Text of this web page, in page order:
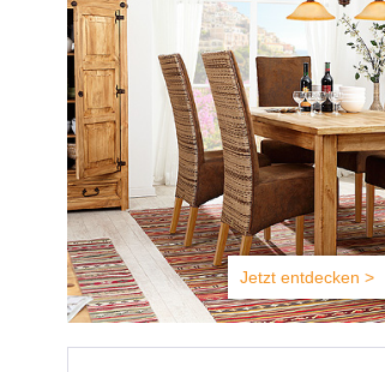
Jetzt entdecken >